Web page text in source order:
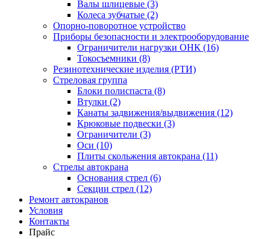
Валы шлицевые (3)
Колеса зубчатые (2)
Опорно-поворотное устройство
Приборы безопасности и электрооборудование
Ограничители нагрузки ОНК (16)
Токосъемники (8)
Резинотехнические изделия (РТИ)
Стреловая группа
Блоки полиспаста (8)
Втулки (2)
Канаты задвижения/выдвижения (12)
Крюковые подвески (3)
Ограничители (3)
Оси (10)
Плиты скольжения автокрана (11)
Стрелы автокрана
Основания стрел (6)
Секции стрел (12)
Ремонт автокранов
Условия
Контакты
Прайс